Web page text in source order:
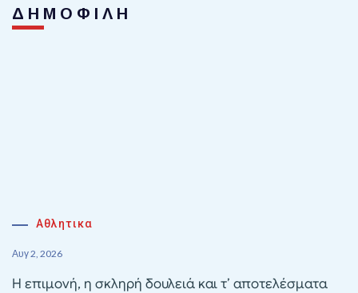
ΔΗΜΟΦΙΛΗ
Αθλητικα
Αυγ 2, 2026
Η επιμονή, η σκληρή δουλειά και τ’ αποτελέσματα